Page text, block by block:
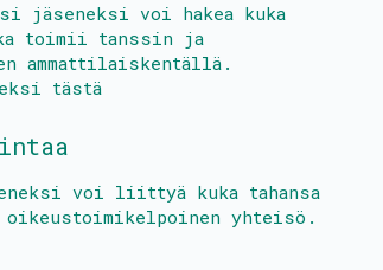
jäseneksi voi hakea kuka
toimii tanssin ja
ammattilaiskentällä.
tästä
voi liittyä kuka tahansa
yhteisö.